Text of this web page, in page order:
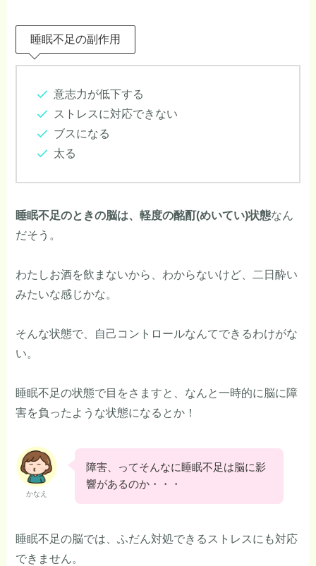
睡眠不足の副作用
意志力が低下する
ストレスに対応できない
ブスになる
太る
睡眠不足のときの脳は、軽度の酩酊(めいてい)状態なん
だそう。
わたしお酒を飲まないから、わからないけど、二日酔い
みたいな感じかな。
そんな状態で、自己コントロールなんてできるわけがな
い。
睡眠不足の状態で目をさますと、なんと一時的に脳に障
害を負ったような状態になるとか！
かなえ
障害、ってそんなに睡眠不足は脳に影
響があるのか・・・
睡眠不足の脳では、ふだん対処できるストレスにも対応
できません。